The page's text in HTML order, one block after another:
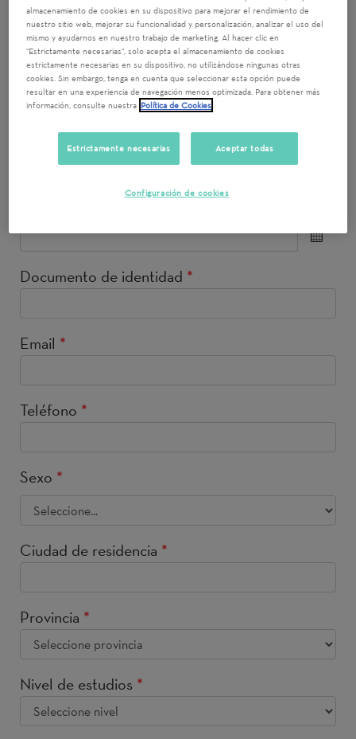
Nombre*
Apellido 1*
Apellido 2
Documento de identidad *
Email *
Teléfono *
Sexo *
Ciudad de residencia *
Provincia *
Nivel de estudios *
almacenamiento de cookies en su dispositivo para mejorar el rendimiento de
nuestro sitio web, mejorar su funcionalidad y personalización, analizar el uso del
mismo y ayudarnos en nuestro trabajo de marketing. Al hacer clic en
"Estrictamente necesarias", solo acepta el almacenamiento de cookies
estrictamente necesarias en su dispositivo, no utilizándose ningunas otras
cookies. Sin embargo, tenga en cuenta que seleccionar esta opción puede
resultar en una experiencia de navegación menos optimizada. Para obtener más
información, consulte nuestra Política de Cookies
Estrictamente necesarias Aceptar todas
Configuración de cookies